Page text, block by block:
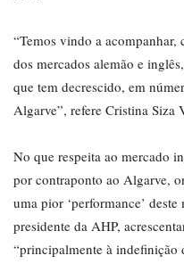
“Temos vindo a
dos mercados alemão e
que tem decrescido, em
Algarve”, refere Cristina Siza
No que respeita ao mercado
por contraponto ao Algarve,
uma pior ‘performance’
presidente da AHP,
“principalmente à indefinição